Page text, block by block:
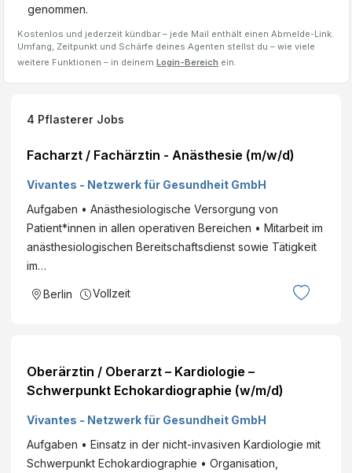
genommen.
Kostenlos und jederzeit kündbar – jede Mail enthält einen Abmelde-Link.
Umfang, Zeitpunkt und Schärfe deines Agenten stellst du – wie viele
weitere Funktionen – in deinem Login-Bereich ein.
4 Pflasterer Jobs
Facharzt / Fachärztin - Anästhesie (m/w/d)
Vivantes - Netzwerk für Gesundheit GmbH
Aufgaben • Anästhesiologische Versorgung von
Patient*innen in allen operativen Bereichen • Mitarbeit im
anästhesiologischen Bereitschaftsdienst sowie Tätigkeit
im…
Berlin Vollzeit
Oberärztin / Oberarzt – Kardiologie –
Schwerpunkt Echokardiographie (w/m/d)
Vivantes - Netzwerk für Gesundheit GmbH
Aufgaben • Einsatz in der nicht-invasiven Kardiologie mit
Schwerpunkt Echokardiographie • Organisation,